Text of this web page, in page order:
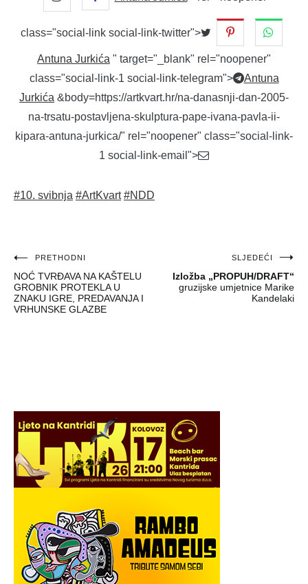
class="social-link social-link-twitter">
Antuna Jurkića " target="_blank" rel="noopener"
class="social-link-1 social-link-telegram">
Antuna
Jurkića &body=https://artkvart.hr/na-danasnji-dan-2005-
na-trsatu-postavljena-skulptura-pape-ivana-pavla-ii-
kipara-antuna-jurkica/" rel="noopener" class="social-link-
1 social-link-email">
#10. svibnja #ArtKvart #NDD
Navigacija
objava
PRETHODNI
NOĆ TVRĐAVA NA KAŠTELU
GROBNIK PROTEKLA U
ZNAKU IGRE, PREDAVANJA I
VRHUNSKE GLAZBE
SLJEDEĆI
Izložba „PROPUH/DRAFT“
gruzijske umjetnice Marike
Kandelaki